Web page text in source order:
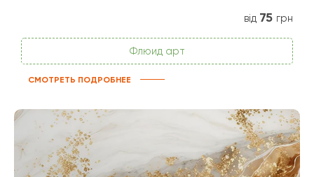
від 75 грн
Флюид арт
СМОТРЕТЬ ПОДРОБНЕЕ